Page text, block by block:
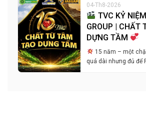
04-Th8-2026
TVC KỶ
GROUP | CHẤT
DỰNG TẦM
15 năm – một
quá dài nhưng đủ để